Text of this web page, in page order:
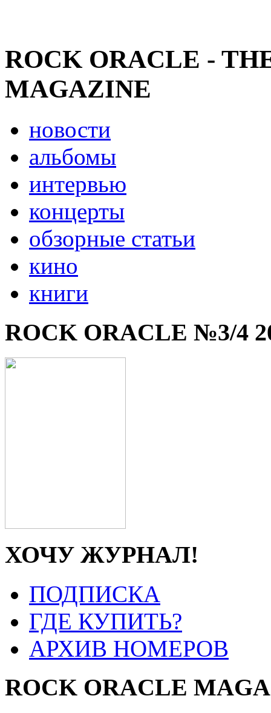
ROCK ORACLE -
MAGAZINE
новости
альбомы
интервью
концерты
обзорные статьи
кино
книги
ROCK ORACLE №3/4
ХОЧУ ЖУРНАЛ!
ПОДПИСКА
ГДЕ КУПИТЬ?
АРХИВ НОМЕРОВ
ROCK ORACLE